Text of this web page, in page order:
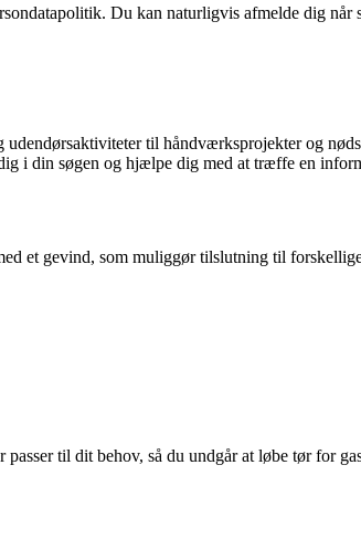
Du kan naturligvis afmelde dig når
til håndværksprojekter og
i din søgen og hjælpe dig med at træffe en
et gevind, som muliggør tilslutning til
til dit behov, så du undgår at løbe tør for